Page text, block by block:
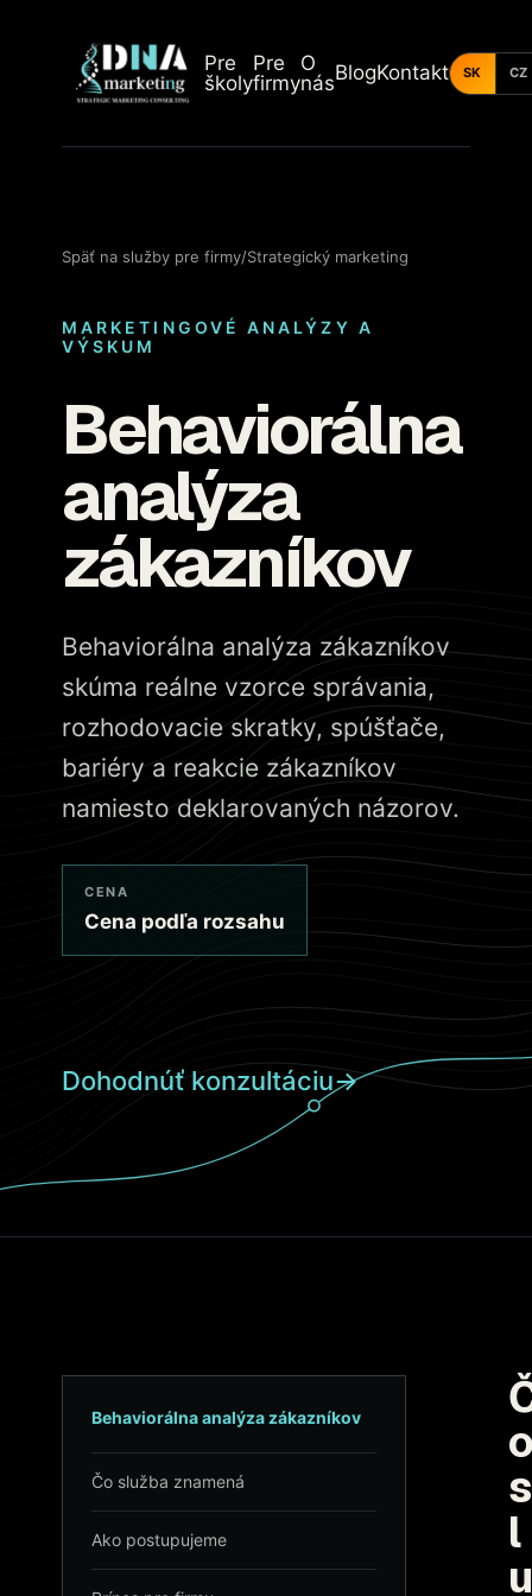
Pre
školy
Pre
firmy
O
násBlogKontakt SK CZ
Späť na služby pre firmy/Strategický marketing
MARKETINGOVÉ ANALÝZY A
VÝSKUM
Behaviorálna
analýza
zákazníkov
Behaviorálna analýza zákazníkov
skúma reálne vzorce správania,
rozhodovacie skratky, spúšťače,
bariéry a reakcie zákazníkov
namiesto deklarovaných názorov.
CENA
Cena podľa rozsahu
Dohodnúť konzultáciu→
Behaviorálna analýza zákazníkov
Čo služba znamená
Ako postupujeme
o
s
l
u